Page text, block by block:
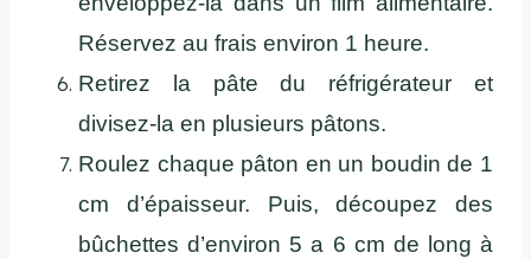
Réservez au frais environ 1 heure.
Retirez la pâte du réfrigérateur et
divisez-la en plusieurs pâtons.
Roulez chaque pâton en un boudin de 1
cm d’épaisseur. Puis, découpez des
bûchettes d’environ 5 a 6 cm de long à